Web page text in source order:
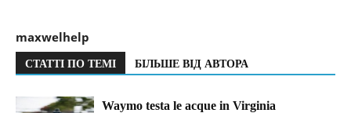
maxwelhelp
СТАТТІ ПО ТЕМІ БІЛЬШЕ ВІД АВТОРА
Waymo testa le acque in Virginia